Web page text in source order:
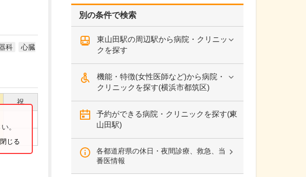
科
心臓
祝
。
じる
別の条件で検索
東山田駅の周辺駅から病院・クリニッ
クを探す
機能・特徴(女性医師など)から病院・
クリニックを探す(横浜市都筑区)
予約ができる病院・クリニックを探す(東
山田駅)
各都道府県の休日・夜間診療、救急、当
番医情報